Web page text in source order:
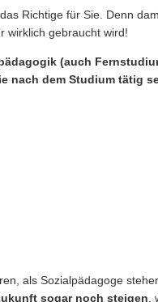
Richtige für Sie. Denn
wirklich gebraucht wird!
(auch
nach dem Studium tätig
als Sozialpädagoge
sogar noch steigen